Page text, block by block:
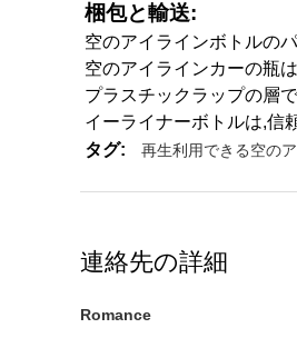
梱包と輸送:
空のアイラインボトルの
空のアイラインカーの瓶
プラスチックラップの層
イーライナーボトルは,信
タグ:
再生利用できる空の
連絡先の詳細
Romance